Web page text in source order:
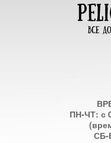
ПН-ЧТ: с
СБ-